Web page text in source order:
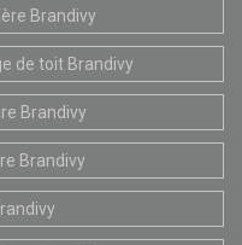
Brandivy
de toit Brandivy
Brandivy
Brandivy